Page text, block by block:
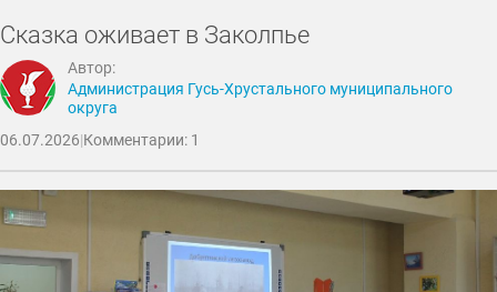
Сказка оживает в Заколпье
Автор:
Администрация Гусь-Хрустального муниципального
округа
06.07.2026|Комментарии: 1